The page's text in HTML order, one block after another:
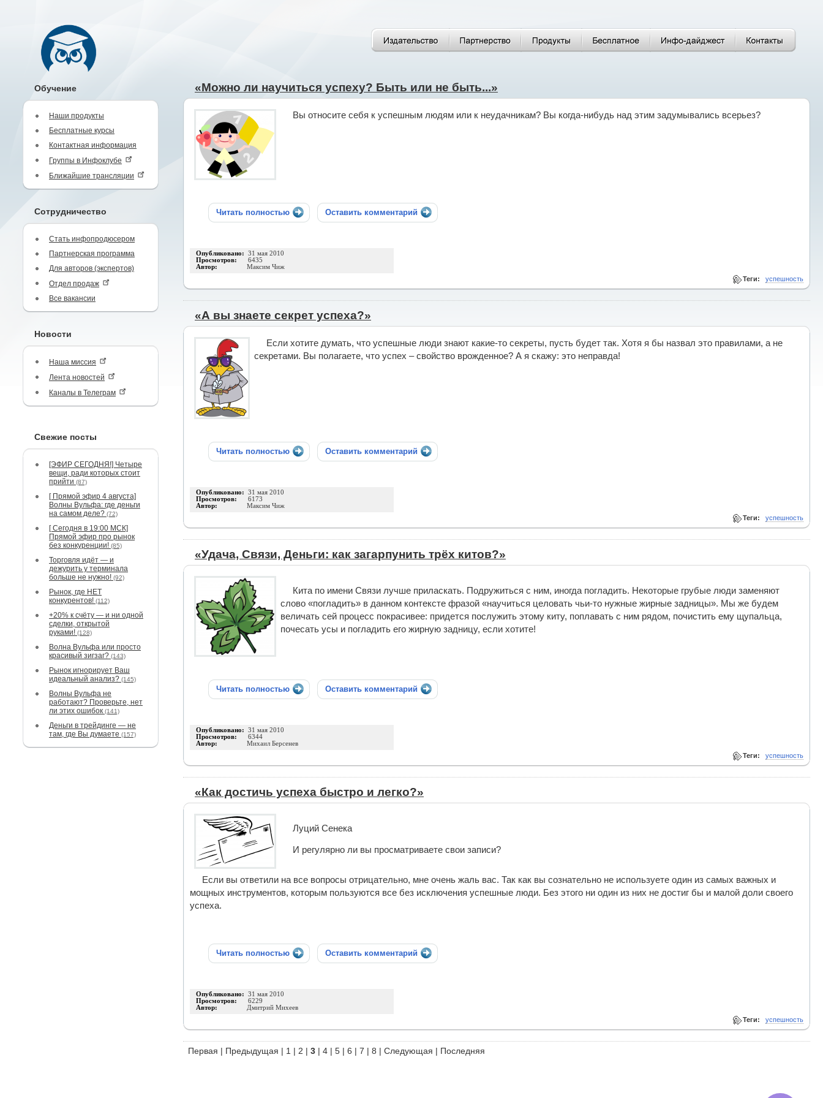
Обучение
Наши продукты
Бесплатные курсы
Контактная информация
Группы в Инфоклубе
Ближайшие трансляции
Сотрудничество
Стать инфопродюсером
Партнерская программа
Для авторов (экспертов)
Отдел продаж
Все вакансии
Новости
Наша миссия
Лента новостей
Каналы в Телеграм
Свежие посты
[ЭФИР СЕГОДНЯ!] Четыре
вещи, ради которых стоит
прийти (87)
[ Прямой эфир 4 августа]
Волны Вульфа: где деньги
на самом деле? (72)
[ Сегодня в 19:00 МСК]
Прямой эфир про рынок
без конкуренции! (85)
Торговля идёт — и
дежурить у терминала
больше не нужно! (92)
Рынок, где НЕТ
конкурентов! (112)
+20% к счёту — и ни одной
сделки, открытой
руками! (128)
Волна Вульфа или просто
красивый зигзаг? (143)
Рынок игнорирует Ваш
идеальный анализ? (145)
Волны Вульфа не
работают? Проверьте, нет
ли этих ошибок (141)
Деньги в трейдинге — не
там, где Вы думаете (157)
«Можно ли научиться успеху? Быть или не быть...»
Вы относите себя к успешным людям или к неудачникам? Вы когда-нибудь над этим задумывались всерьез?
Читать полностью Оставить комментарий
Опубликовано: 31 мая 2010
Просмотров: 6435
Автор: Максим Чиж
Теги: успешность
«А вы знаете секрет успеха?»
Если хотите думать, что успешные люди знают какие-то секреты, пусть будет так. Хотя я бы назвал это правилами, а не
секретами. Вы полагаете, что успех – свойство врожденное? А я скажу: это неправда!
Читать полностью Оставить комментарий
Опубликовано: 31 мая 2010
Просмотров: 6173
Автор: Максим Чиж
Теги: успешность
«Удача, Связи, Деньги: как загарпунить трёх китов?»
Кита по имени Связи лучше приласкать. Подружиться с ним, иногда погладить. Некоторые грубые люди заменяют
слово «погладить» в данном контексте фразой «научиться целовать чьи-то нужные жирные задницы». Мы же будем
величать сей процесс покрасивее: придется послужить этому киту, поплавать с ним рядом, почистить ему щупальца,
почесать усы и погладить его жирную задницу, если хотите!
Читать полностью Оставить комментарий
Опубликовано: 31 мая 2010
Просмотров: 6344
Автор: Михаил Берсенев
Теги: успешность
«Как достичь успеха быстро и легко?»
Луций Сенека
И регулярно ли вы просматриваете свои записи?
Если вы ответили на все вопросы отрицательно, мне очень жаль вас. Так как вы сознательно не используете один из самых важных и
мощных инструментов, которым пользуются все без исключения успешные люди. Без этого ни один из них не достиг бы и малой доли своего
успеха.
Читать полностью Оставить комментарий
Опубликовано: 31 мая 2010
Просмотров: 6229
Автор: Дмитрий Михеев
Теги: успешность
Первая | Предыдущая | 1 | 2 | 3 | 4 | 5 | 6 | 7 | 8 | Следующая | Последняя